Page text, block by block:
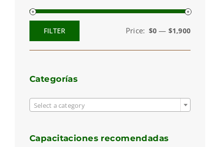
price
price
FILTER Price: $0— $1,900
Categorías
Select a category
Capacitaciones recomendadas